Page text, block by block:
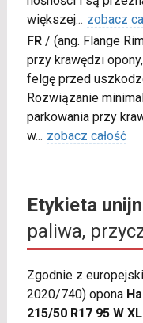
większej... zobacz
FR/ (ang. Flange
przy krawędzi
felgę przed
Rozwiązanie
parkowania przy
w... zobacz całość
Etykieta
paliwa,
Zgodnie z
2020/740) opona
215/50 R17 95 W